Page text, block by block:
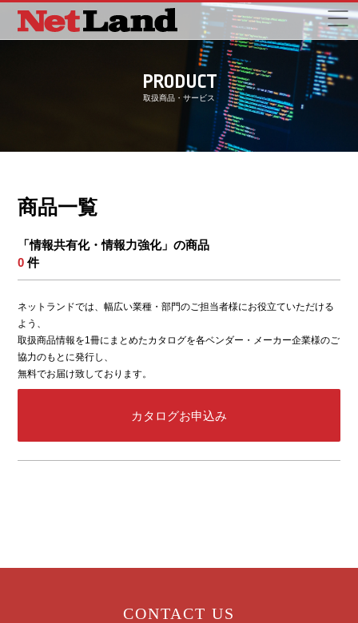
PRODUCT
取扱商品・サービス
商品一覧
「情報共有化・情報力強化」の商品
0 件
ネットランドでは、幅広い業種・部門のご担当者様にお役立ていただける
よう、
取扱商品情報を1冊にまとめたカタログを各ベンダー・メーカー企業様のご
協力のもとに発行し、
無料でお届け致しております。
カタログお申込み
CONTACT US